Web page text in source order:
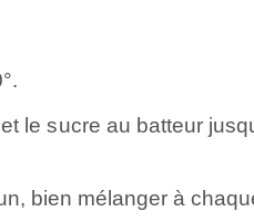
le sucre au batteur
bien mélanger à